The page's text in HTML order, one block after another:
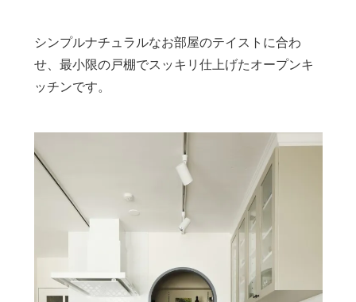
シンプルナチュラルなお部屋のテイストに合わ
せ、最小限の戸棚でスッキリ仕上げたオープンキ
ッチンです。